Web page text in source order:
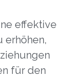
effektive
erhöhen,
für den